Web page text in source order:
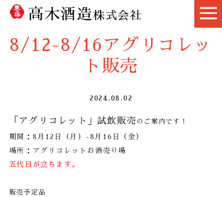
高木酒造株式会社
8/12-8/16アグリコレッ
ト販売
2024.08.02
「アグリコレット」試飲販売 のご案内です！
期間：8月12日（月）-8月16日（金）
場所：アグリコレットお酒売り場
五代目が立ちます。
販売予定品